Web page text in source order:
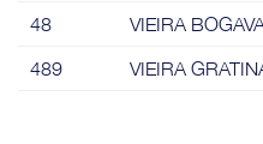
48 VIEIRA
489 VIEIRA